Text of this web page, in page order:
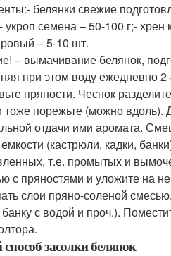
белянки свежие
укроп семена – 50-100 г;-
– 5-10 шт.
– вымачивание белянок,
при этом воду ежедневно
пряности. Чеснок
тоже порежьте (можно вдоль).
отдачи ими аромата.
(кастрюли, кадки,
т.е. промытых и
с пряностями и уложите на
слои пряно-соленой
с водой и проч.).
засолки белянок